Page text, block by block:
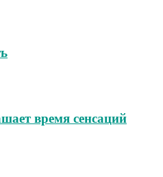
время сенсаций